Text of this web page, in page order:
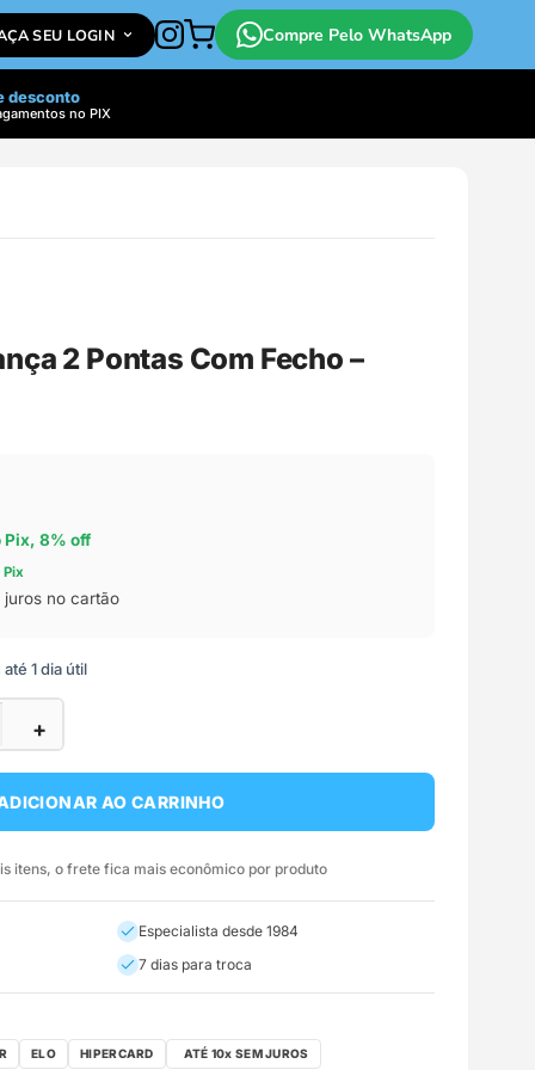
SEU LOGIN Compre Pelo WhatsApp
desconto
no PIX
2 Pontas Com Fecho –
Pix, 8% off
Pix
juros no cartão
1 dia útil
+
AO CARRINHO
itens, o frete fica mais econômico por produto
Especialista desde 1984
7 dias para troca
ELO HIPERCARD